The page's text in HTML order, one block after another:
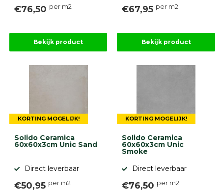
Opsluitbanden
diversen
Beplantings
betonelementen
Kunstgras
Aanbiedingen
€76,50 per m2
Bekijk product
€67,95 per m2
Bekijk product
KORTING MOGELIJK!
Solido Ceramica
60x60x3cm Unic Sand
Direct leverbaar
€50,95 per m2
KORTING MOGELIJK!
Solido Ceramica
60x60x3cm Unic
Smoke
Direct leverbaar
€76,50 per m2